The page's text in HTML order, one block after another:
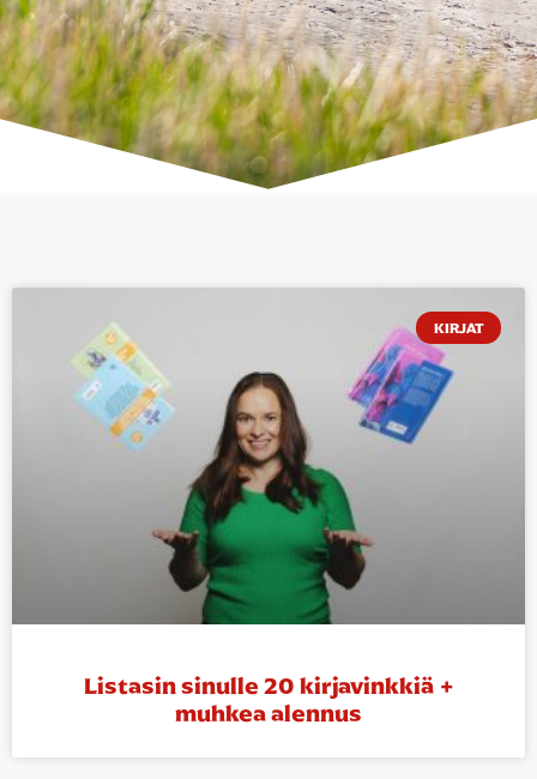
KIRJAT
Listasin sinulle 20 kirjavinkkiä +
muhkea alennus